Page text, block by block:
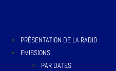
PRÉSENTATION DE LA RADIO
EMISSIONS
PAR DATES